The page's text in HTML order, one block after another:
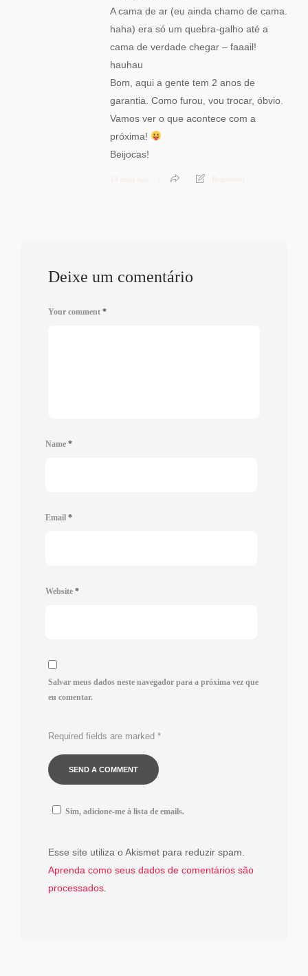
A cama de ar (eu ainda chamo de cama.
haha) era só um quebra-galho até a
cama de verdade chegar – faaail!
hauhau
Bom, aqui a gente tem 2 anos de
garantia. Como furou, vou trocar, óbvio.
Vamos ver o que acontece com a
próxima!
Beijocas!
14 anos ago Responder
Deixe um comentário
Your comment *
Name *
Email *
Website *
Salvar meus dados neste navegador para a próxima vez que
eu comentar.
Required fields are marked *
Sim, adicione-me à lista de emails.
Esse site utiliza o Akismet para reduzir spam.
Aprenda como seus dados de comentários são
processados